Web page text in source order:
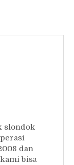
slondok
dan
bisa